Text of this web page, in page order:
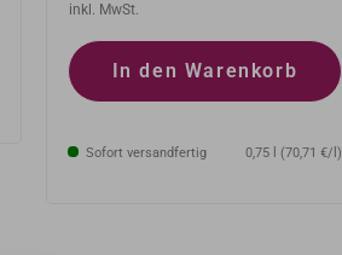
Preis
inkl. MwSt.
In den Warenkorb
Sofort versandfertig 0,75 l (70,71 €/l)